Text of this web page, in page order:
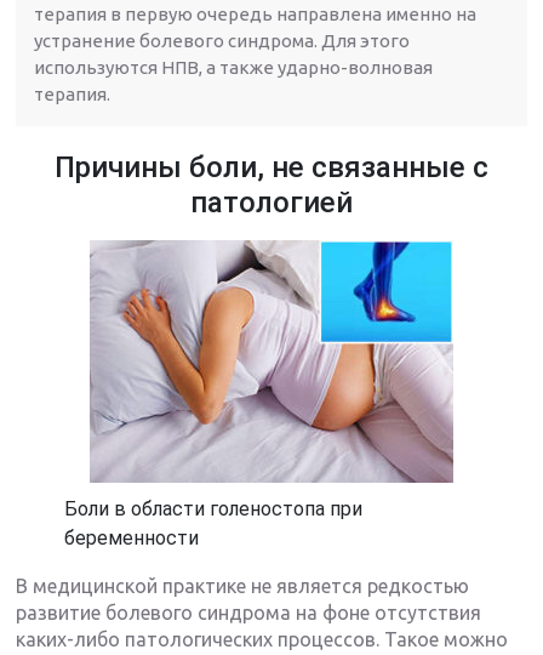
терапия в первую очередь направлена именно на
устранение болевого синдрома. Для этого
используются НПВ, а также ударно-волновая
терапия.
Причины боли, не связанные с
патологией
Боли в области голеностопа при
беременности
В медицинской практике не является редкостью
развитие болевого синдрома на фоне отсутствия
каких-либо патологических процессов. Такое можно